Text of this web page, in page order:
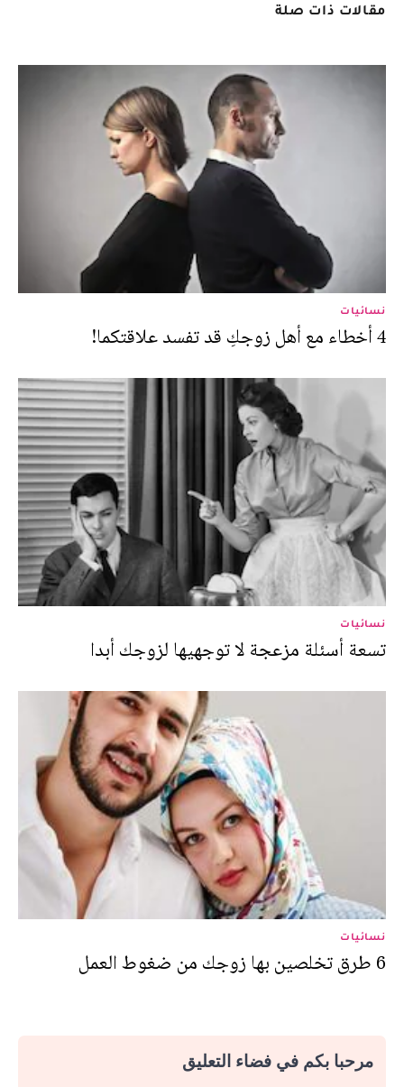
مقالات ذات صلة
نسائيات
4 أخطاء مع أهل زوجكِ قد تفسد علاقتكما!
نسائيات
تسعة أسئلة مزعجة لا توجهيها لزوجك أبدا
نسائيات
6 طرق تخلصين بها زوجك من ضغوط العمل
مرحبا بكم في فضاء التعليق